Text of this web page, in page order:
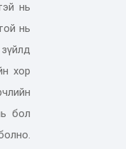
нь
нь
зүйлд
хор
бол